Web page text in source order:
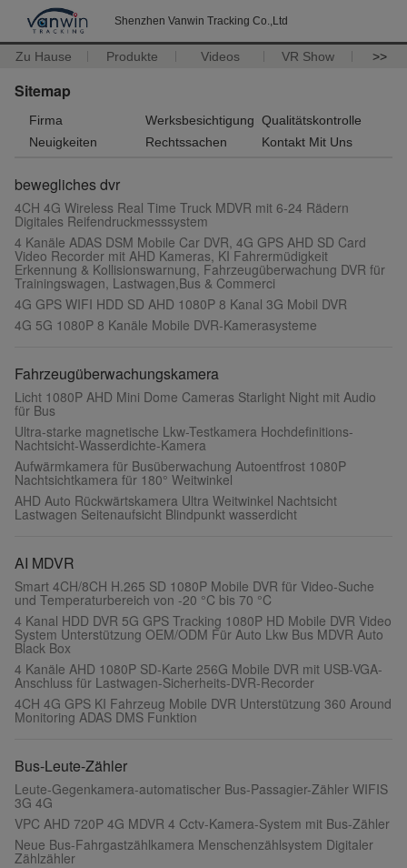
Shenzhen Vanwin Tracking Co.,Ltd
Zu Hause Produkte Videos VR Show >>
Sitemap
Firma Werksbesichtigung Qualitätskontrolle
Neuigkeiten
Rechtssachen Kontakt Mit Uns
bewegliches dvr
4CH 4G Wireless Real Time Truck MDVR mit 6-24 Rädern
Digitales Reifendruckmesssystem
4 Kanäle ADAS DSM Mobile Car DVR, 4G GPS AHD SD Card
Video Recorder mit AHD Kameras, KI Fahrermüdigkeit
Erkennung & Kollisionswarnung, Fahrzeugüberwachung DVR für
Trainingswagen, Lastwagen,Bus & Commerci
4G GPS WIFI HDD SD AHD 1080P 8 Kanal 3G Mobil DVR
4G 5G 1080P 8 Kanäle Mobile DVR-Kamerasysteme
Fahrzeugüberwachungskamera
Licht 1080P AHD Mini Dome Cameras Starlight Night mit Audio
für Bus
Ultra-starke magnetische Lkw-Testkamera Hochdefinitions-
Nachtsicht-Wasserdichte-Kamera
Aufwärmkamera für Busüberwachung Autoentfrost 1080P
Nachtsichtkamera für 180° Weitwinkel
AHD Auto Rückwärtskamera Ultra Weitwinkel Nachtsicht
Lastwagen Seitenaufsicht Blindpunkt wasserdicht
AI MDVR
Smart 4CH/8CH H.265 SD 1080P Mobile DVR für Video-Suche
und Temperaturbereich von -20 °C bis 70 °C
4 Kanal HDD DVR 5G GPS Tracking 1080P HD Mobile DVR Video
System Unterstützung OEM/ODM Für Auto Lkw Bus MDVR Auto
Black Box
4 Kanäle AHD 1080P SD-Karte 256G Mobile DVR mit USB-VGA-
Anschluss für Lastwagen-Sicherheits-DVR-Recorder
4CH 4G GPS KI Fahrzeug Mobile DVR Unterstützung 360 Around
Monitoring ADAS DMS Funktion
Bus-Leute-Zähler
Leute-Gegenkamera-automatischer Bus-Passagier-Zähler WIFIS
3G 4G
VPC AHD 720P 4G MDVR 4 Cctv-Kamera-System mit Bus-Zähler
Neue Bus-Fahrgastzählkamera Menschenzählsystem Digitaler
Zählzähler